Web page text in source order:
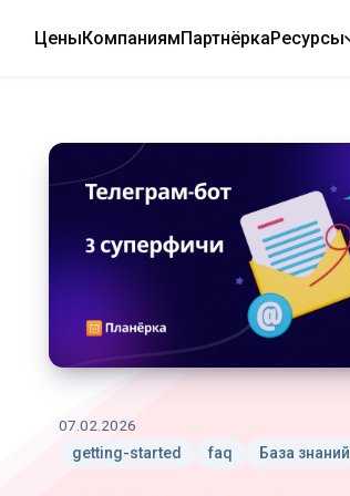
ЦеныКомпаниямПартнёркаРесурсы
Как
использовать
07.02.2026
getting-started
faq База знаний